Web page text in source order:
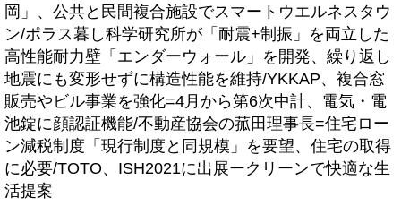
岡」、公共と民間複合施設でスマートウエルネスタウ
ン/ポラス暮し科学研究所が「耐震+制振」を両立した
高性能耐力壁「エンダーウォール」を開発、繰り返し
地震にも変形せずに構造性能を維持/YKKAP、複合窓
販売やビル事業を強化=4月から第6次中計、電気・電
池錠に顔認証機能/不動産協会の菰田理事長=住宅ロー
ン減税制度「現行制度と同規模」を要望、住宅の取得
に必要/TOTO、ISH2021に出展ークリーンで快適な生
活提案